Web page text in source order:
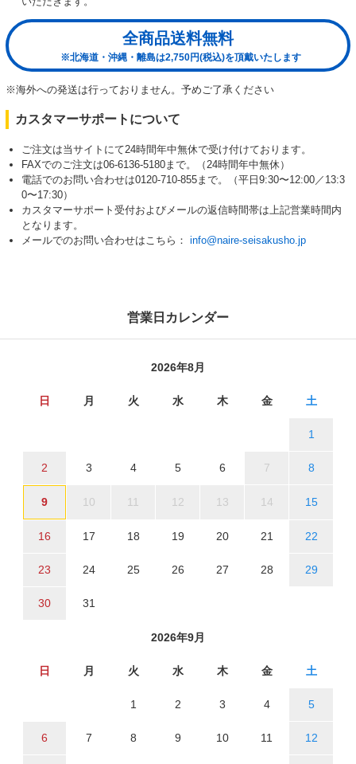
全商品送料無料
※北海道・沖縄・離島は2,750円(税込)を頂戴いたします
※海外への発送は行っておりません。予めご了承ください
カスタマーサポートについて
ご注文は当サイトにて24時間年中無休で受け付けております。
FAXでのご注文は06-6136-5180まで。（24時間年中無休）
電話でのお問い合わせは0120-710-855まで。（平日9:30〜12:00／13:3
0〜17:30）
カスタマーサポート受付およびメールの返信時間帯は上記営業時間内
となります。
メールでのお問い合わせはこちら： info@naire-seisakusho.jp
営業日カレンダー
2026年8月
日 月 火 水 木 金 土
1
2 3 4 5 6 7 8
9 10 11 12 13 14 15
16 17 18 19 20 21 22
23 24 25 26 27 28 29
30 31
2026年9月
日 月 火 水 木 金 土
1 2 3 4 5
6 7 8 9 10 11 12